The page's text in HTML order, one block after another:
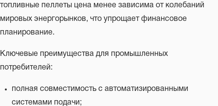
топливные пеллеты цена менее зависима от колебаний
мировых энергорынков, что упрощает финансовое
планирование.
Ключевые преимущества для промышленных
потребителей:
полная совместимость с автоматизированными
системами подачи;